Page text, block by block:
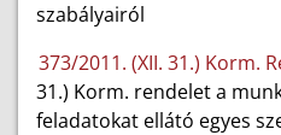
szabályairól
373/2011. (XII. 31.) Korm.
31.) Korm. rendelet a
feladatokat ellátó egyes